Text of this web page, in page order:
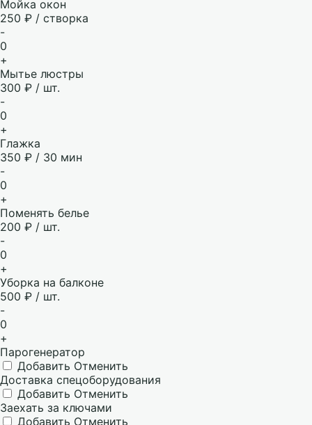
Мойка окон
250 ₽ / створка
-
0
+
Мытье люстры
300 ₽ / шт.
-
0
+
Глажка
350 ₽ / 30 мин
-
0
+
Поменять белье
200 ₽ / шт.
-
0
+
Уборка на балконе
500 ₽ / шт.
-
0
+
Парогенератор
Добавить Отменить
Доставка спецоборудования
Добавить Отменить
Заехать за ключами
Добавить Отменить